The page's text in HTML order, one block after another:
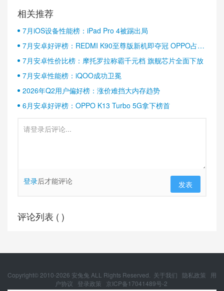
相关推荐
7月iOS设备性能榜：iPad Pro 4被踢出局
7月安卓好评榜：REDMI K90至尊版新机即夺冠 OPPO占据
半壁江山
7月安卓性价比榜：摩托罗拉称霸千元档 旗舰芯片全面下放
7月安卓性能榜：iQOO成功卫冕
2026年Q2用户偏好榜：涨价难挡大内存趋势
6月安卓好评榜：OPPO K13 Turbo 5G拿下榜首
登录后才能评论 发表
评论列表 ( )
Copyright© 2010-2026 安兔兔 ALL Rights Reserved. 关于我们 隐私政策
用
户协议
登录政策 京ICP备17041489号-2